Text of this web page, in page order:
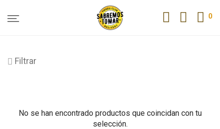
0
Filtrar
No se han encontrado productos que coincidan con tu
selección.